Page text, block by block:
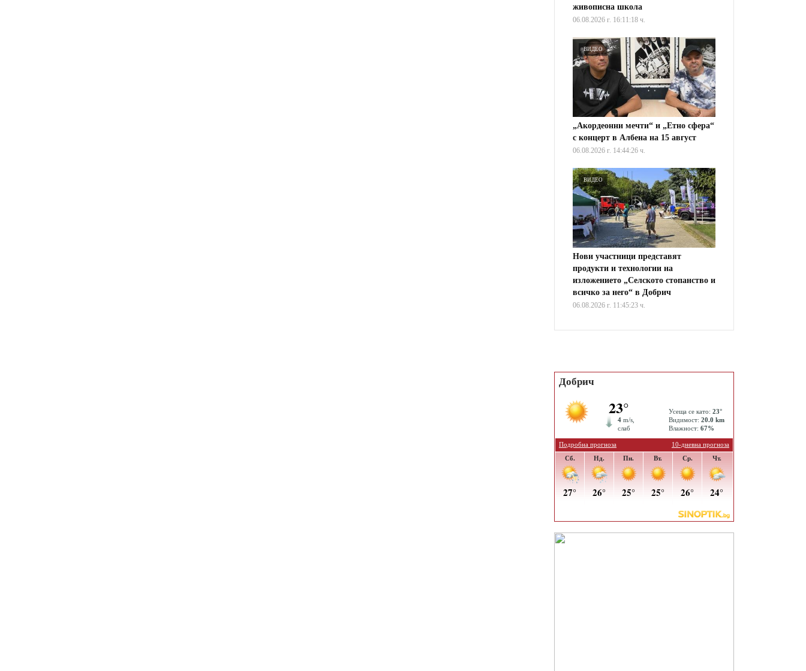
живописна школа
06.08.2026 г. 16:11:18 ч.
ВИДЕО
„Акордеонни мечти“ и „Етно сфера“
с концерт в Албена на 15 август
06.08.2026 г. 14:44:26 ч.
ВИДЕО
Нови участници представят
продукти и технологии на
изложението „Селското стопанство и
всичко за него“ в Добрич
06.08.2026 г. 11:45:23 ч.